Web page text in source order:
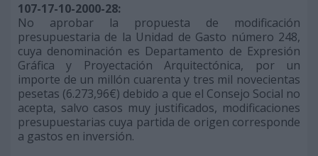
107-17-10-2000-28:
No aprobar la propuesta de modificación
presupuestaria de la Unidad de Gasto número 248,
cuya denominación es Departamento de Expresión
Gráfica y Proyectación Arquitectónica, por un
importe de un millón cuarenta y tres mil novecientas
pesetas (6.273,96€) debido a que el Consejo Social no
acepta, salvo casos muy justificados, modificaciones
presupuestarias cuya partida de origen corresponde
a gastos en inversión.